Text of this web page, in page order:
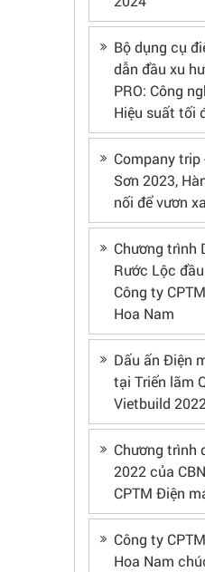
Bộ dụng cụ
dẫn đầu xu
PRO: Công
Hiệu suất tối
Company trip
Sơn 2023,
nối để vươn xa
Chương trình
Rước Lộc
Công ty
Hoa Nam
Dấu ấn Điện
tại Triển lãm
Vietbuild 2022
Chương trình
2022 của
CPTM Điện
Công ty
Hoa Nam